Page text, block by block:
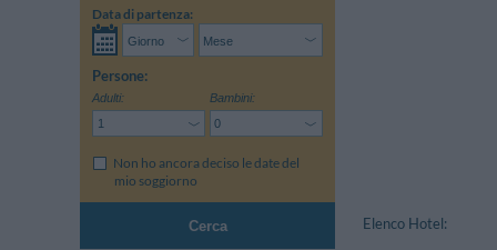
Data di partenza:
Persone:
Adulti: Bambini:
Non ho ancora deciso le date del
mio soggiorno
Cerca Elenco Hotel: